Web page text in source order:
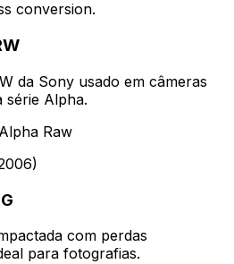
conversion.
da Sony usado em câmeras
série Alpha.
Raw
com perdas
para fotografias.